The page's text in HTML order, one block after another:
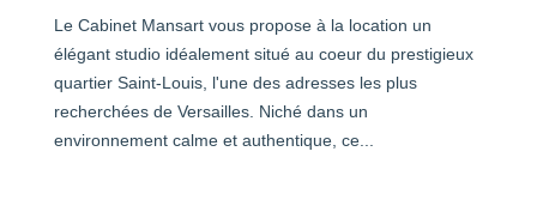
Le Cabinet Mansart vous propose à la location un
élégant studio idéalement situé au coeur du prestigieux
quartier Saint-Louis, l'une des adresses les plus
recherchées de Versailles. Niché dans un
environnement calme et authentique, ce...